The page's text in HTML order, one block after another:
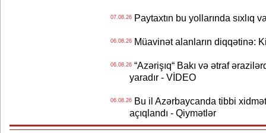
07.08.26Paytaxtın bu yollarında sıxlıq
06.08.26Müavinət alanların diqqətinə:
06.08.26“Azərişıq“ Bakı və ətraf
yaradır - VİDEO
06.08.26Bu il Azərbaycanda tibbi
açıqlandı - Qiymətlər